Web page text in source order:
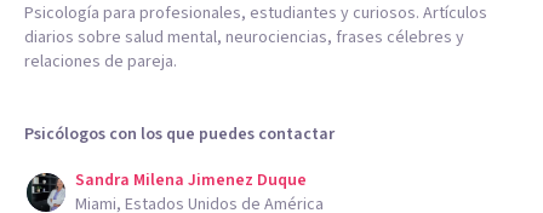
Psicología para profesionales, estudiantes y curiosos. Artículos
diarios sobre salud mental, neurociencias, frases célebres y
relaciones de pareja.
Psicólogos con los que puedes contactar
Sandra Milena Jimenez Duque
Miami, Estados Unidos de América